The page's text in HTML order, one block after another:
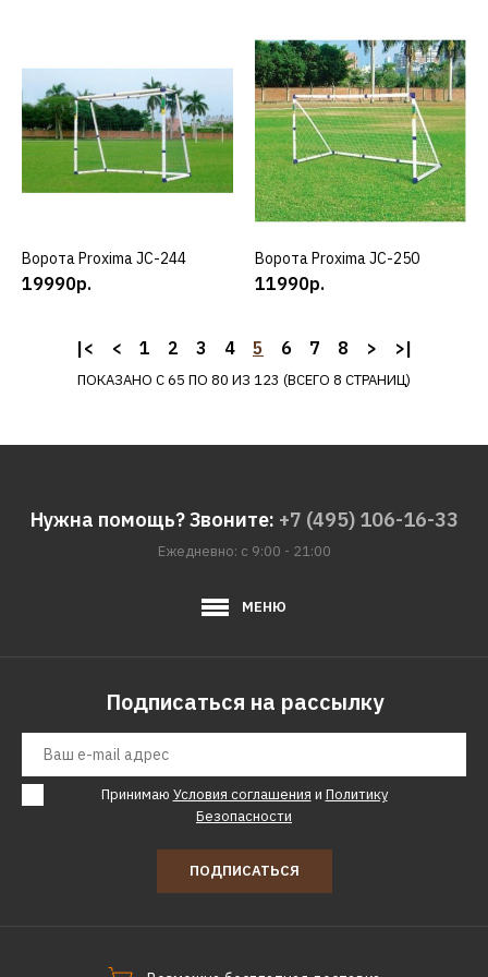
Ворота DFC Goal 240
12970р.
КУПИТЬ
ДОБАВИТЬ В ПОЖЕЛАНИЯ
Ворота DFC Goal 240T
ДОБАВИТЬ К СРАВНЕНИЮ
7140р.
ДОБАВИТЬ К СРАВНЕНИЮ
ДОБАВИТЬ В ПОЖЕЛАНИЯ
DFC
КУПИТЬ
Ворота Proxima JC-244
19990р.
КУПИТЬ
Ворота Proxima JC-250
11990р.
|< < 1 2 3 4 5 6 7 8 > >|
ПОКАЗАНО С 65 ПО 80 ИЗ 123 (ВСЕГО 8 СТРАНИЦ)
Нужна помощь? Звоните: +7 (495) 106-16-33
Ежедневно: с 9:00 - 21:00
МЕНЮ
Подписаться на рассылку
Принимаю Условия соглашения и Политику
Безопасности
ПОДПИСАТЬСЯ